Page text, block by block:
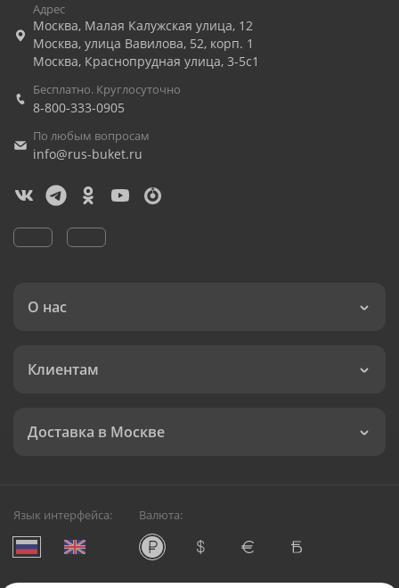
Адрес
Москва, Малая Калужская улица, 12
Москва, улица Вавилова, 52, корп. 1
Москва, Краснопрудная улица, 3-5с1
Бесплатно. Круглосуточно
8-800-333-0905
По любым вопросам
info@rus-buket.ru
О нас
Клиентам
Доставка в Москве
Язык интерфейса: Валюта: